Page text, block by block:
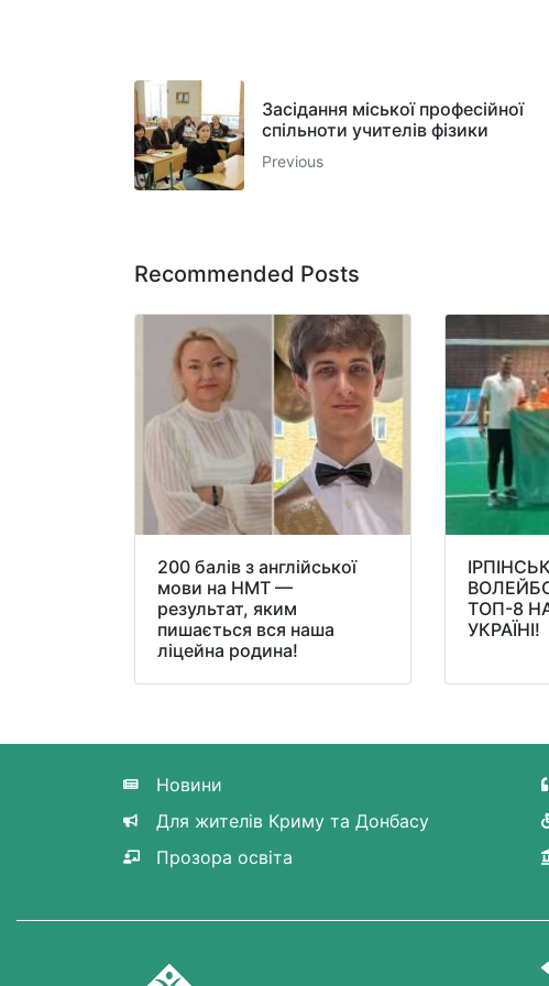
Засідання міської професійної
спільноти учителів фізики
Previous
Recommended Posts
200 балів з англійської
мови на НМТ —
результат, яким
пишається вся наша
ліцейна родина!
ТОП-8
УКРАЇНІ!
Новини
Для жителів Криму та Донбасу
Прозора освіта